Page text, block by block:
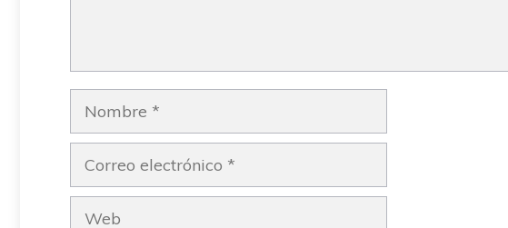
Nombre
Correo
electrónico
Web